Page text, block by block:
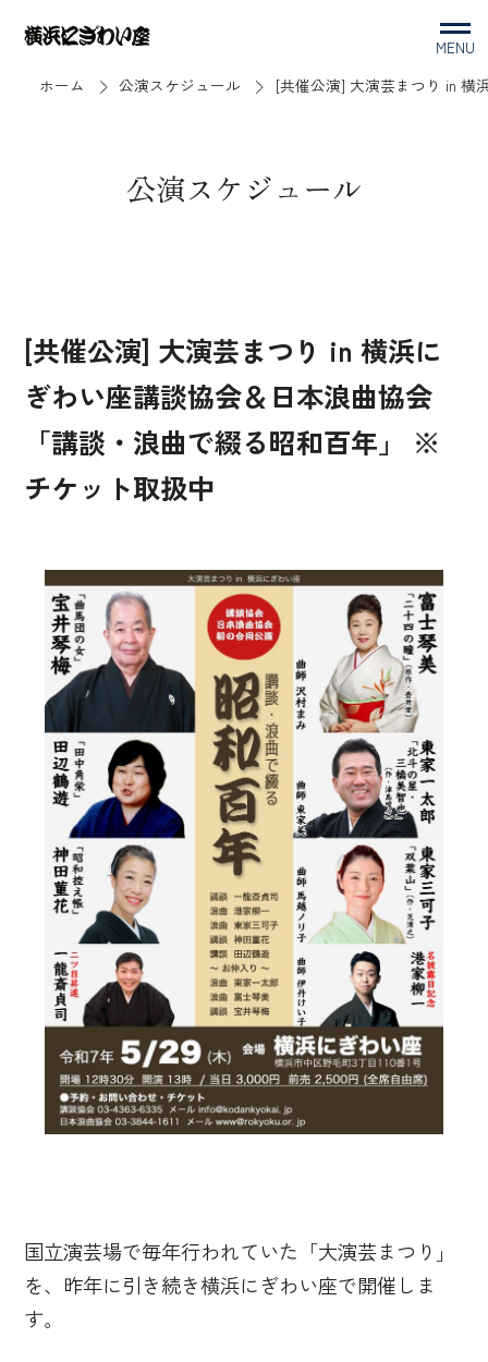
MENU
ホーム
公演スケジュール [共催公演] 大演芸まつり in 横
公演スケジュール
[共催公演] 大演芸まつり in 横浜に
ぎわい座講談協会＆日本浪曲協会
「講談・浪曲で綴る昭和百年」 ※
チケット取扱中
国立演芸場で毎年行われていた「大演芸まつり」
を、昨年に引き続き横浜にぎわい座で開催しま
す。